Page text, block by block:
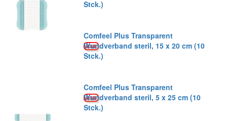
Stck.)
Comfeel Plus Transparent
Wundverband steril, 15 x 20 cm (10
Stck.)
Comfeel Plus Transparent
Wundverband steril, 5 x 25 cm (10
Stck.)